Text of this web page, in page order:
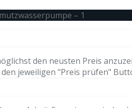
– 1
den neusten Preis
jeweiligen "Preis prüfen"